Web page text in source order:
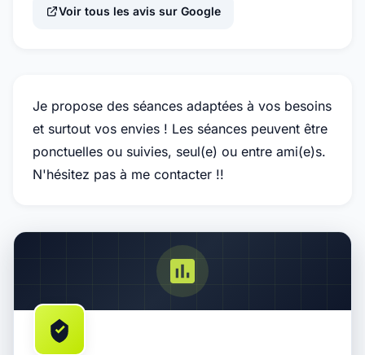
Voir tous les avis sur Google
Je propose des séances adaptées à vos besoins
et surtout vos envies ! Les séances peuvent être
ponctuelles ou suivies, seul(e) ou entre ami(e)s.
N'hésitez pas à me contacter !!